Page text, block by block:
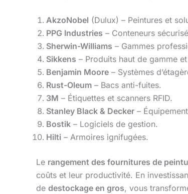
AkzoNobel (Dulux) – Peintures et
PPG Industries – Conteneurs
Sherwin-Williams – Gammes
Sikkens – Produits haut de gamme
Benjamin Moore – Systèmes
Rust-Oleum – Bacs anti-fuites.
3M – Étiquettes et scanners RFID.
Stanley Black & Decker –
Bostik – Logiciels de gestion.
Hilti – Armoires ignifugées.
Le rangement des fournitures de
coûts et leur productivité. En
de destockage en gros, vous